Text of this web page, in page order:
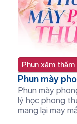
Phun xăm thẩm
Phun mày
Phun mày
lý học phong
mang lại may